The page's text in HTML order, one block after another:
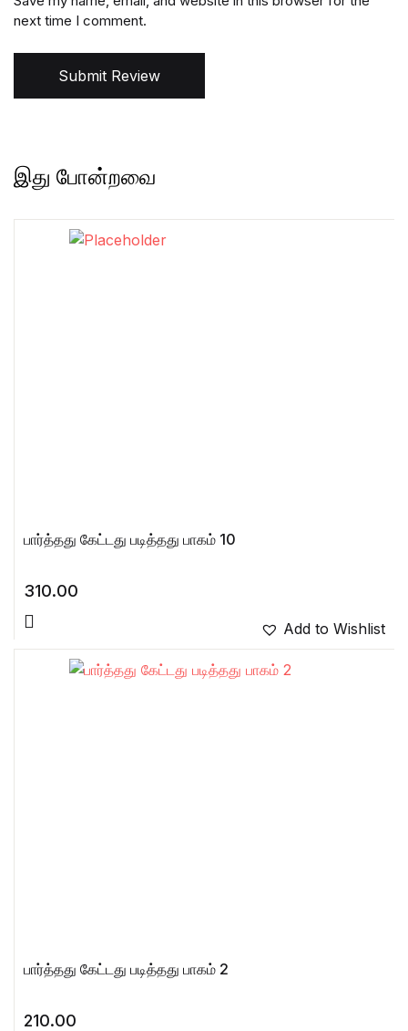
next time I comment.
Submit Review
இது போன்றவை
பார்த்தது கேட்டது படித்தது பாகம் 10
310.00
Add to Wishlist
பார்த்தது கேட்டது படித்தது பாகம் 2
210.00